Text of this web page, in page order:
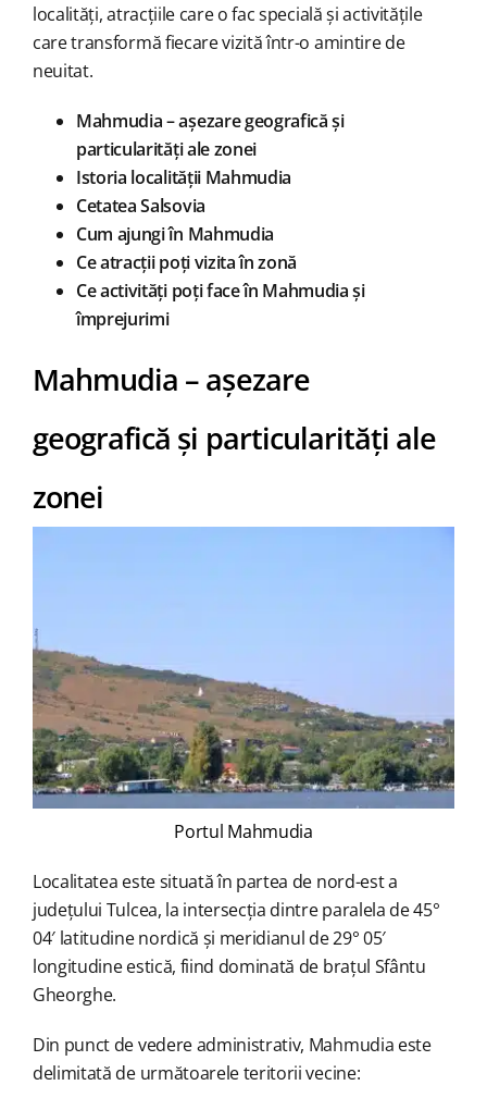
localități, atracțiile care o fac specială și activitățile
care transformă fiecare vizită într-o amintire de
neuitat.
Mahmudia – așezare geografică și
particularități ale zonei
Istoria localității Mahmudia
Cetatea Salsovia
Cum ajungi în Mahmudia
Ce atracții poți vizita în zonă
Ce activități poți face în Mahmudia și
împrejurimi
Mahmudia – așezare
geografică și particularități ale
zonei
Portul Mahmudia
Localitatea este situată în partea de nord-est a
județului Tulcea, la intersecția dintre paralela de 45°
04′ latitudine nordică și meridianul de 29° 05′
longitudine estică, fiind dominată de brațul Sfântu
Gheorghe.
Din punct de vedere administrativ, Mahmudia este
delimitată de următoarele teritorii vecine: